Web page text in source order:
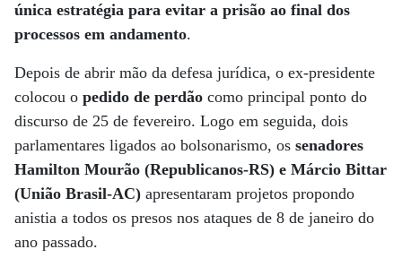
única estratégia para evitar a prisão ao final dos
processos em andamento.
Depois de abrir mão da defesa jurídica, o ex-presidente
colocou o pedido de perdão como principal ponto do
discurso de 25 de fevereiro. Logo em seguida, dois
parlamentares ligados ao bolsonarismo, os senadores
Hamilton Mourão (Republicanos-RS) e Márcio Bittar
(União Brasil-AC) apresentaram projetos propondo
anistia a todos os presos nos ataques de 8 de janeiro do
ano passado.